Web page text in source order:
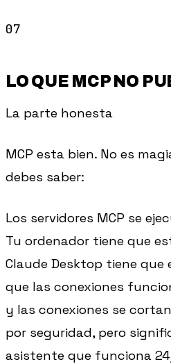
LO QUE MCP NO
La parte honesta
MCP esta bien. No es
debes saber:
Los servidores MCP se
Tu ordenador tiene que
Claude Desktop tiene
que las conexiones
y las conexiones se
por seguridad, pero
asistente que funciona